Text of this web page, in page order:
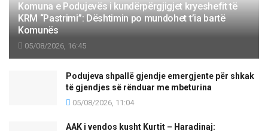
Komuna e Podujevës i kundërpërgjigjet kryeshefit të
KRM “Pastrimi”: Dështimin po mundohet t’ia bartë
Komunës
05/08/2026, 16:45
Podujeva shpallë gjendje emergjente për shkak
të gjendjes së rënduar me mbeturina
05/08/2026, 11:04
AAK i vendos kusht Kurtit – Haradinaj: